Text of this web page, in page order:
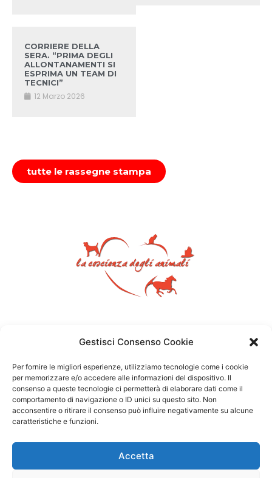
Gestisci Consenso Cookie
Per fornire le migliori esperienze, utilizziamo tecnologie come i cookie
per memorizzare e/o accedere alle informazioni del dispositivo. Il
consenso a queste tecnologie ci permetterà di elaborare dati come il
comportamento di navigazione o ID unici su questo sito. Non
acconsentire o ritirare il consenso può influire negativamente su alcune
caratteristiche e funzioni.
Accetta
CORRIERE DELLA
SERA. “PRIMA DEGLI
ALLONTANAMENTI SI
ESPRIMA UN TEAM DI
TECNICI”
12 Marzo 2026
tutte le rassegne stampa